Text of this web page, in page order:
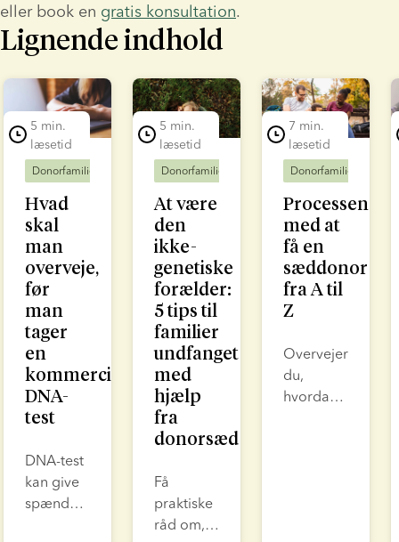
eller book en gratis konsultation.
Lignende indhold
1 of 7
5 min.
læsetid
Donorfamilier
Hvad
skal
man
overveje,
før
man
tager
en
kommerciel
DNA-
test
DNA-test
kan give
spændende
5 min.
læsetid
Donorfamilier
At være
den
ikke-
genetiske
forælder:
5 tips til
familier
undfanget
med
hjælp
fra
donorsæd
Få
praktiske
råd om,
7 min.
læsetid
Donorfamilier
Processen
med at
få en
sæddonor
fra A til
Z
Overvejer
du,
hvordan